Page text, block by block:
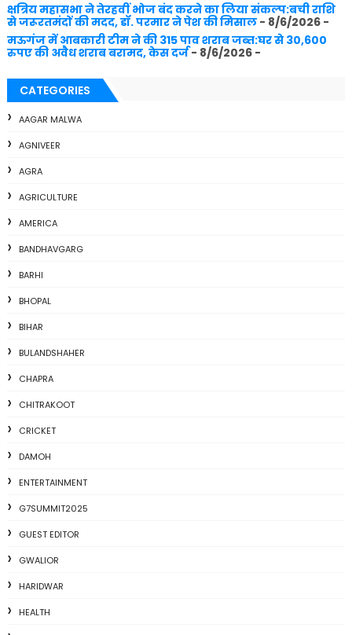
क्षत्रिय महासभा ने तेरहवीं भोज बंद करने का लिया संकल्प:बची राशि
से जरूरतमंदों की मदद, डॉ. परमार ने पेश की मिसाल- 8/6/2026-
मऊगंज में आबकारी टीम ने की 315 पाव शराब जब्त:घर से 30,600
रुपए की अवैध शराब बरामद, केस दर्ज- 8/6/2026-
CATEGORIES
AAGAR MALWA
AGNIVEER
AGRA
AGRICULTURE
AMERICA
BANDHAVGARG
BARHI
BHOPAL
BIHAR
BULANDSHAHER
CHAPRA
CHITRAKOOT
CRICKET
DAMOH
ENTERTAINMENT
G7SUMMIT2025
GUEST EDITOR
GWALIOR
HARIDWAR
HEALTH